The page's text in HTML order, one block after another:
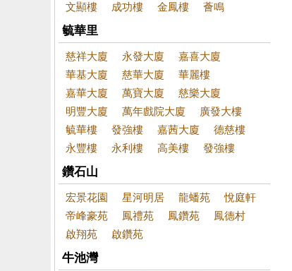
文顯樓
成功樓 金鳳樓 薈鳴
毓華里
慈祥大廈 永發大廈
嘉喜大廈
華基大廈
慈華大廈
華麗樓
嘉華大廈
萬寶大廈
慈樂大廈
明豐大廈
萬年戲院大廈
廣發大樓
毓華樓
發強樓 嘉茜大廈
德慈樓
永豐樓
永利樓 高美樓 發強樓
鑽石山
宏景花園 星河明居 龍蟠苑
悅庭軒
帝峰豪苑
鳳禮苑 鳳鑽苑
鳳德村
啟翔苑
啟鑽苑
牛池灣